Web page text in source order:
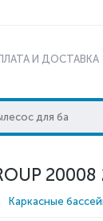
И ДОСТАВКА
20008
Каркасные